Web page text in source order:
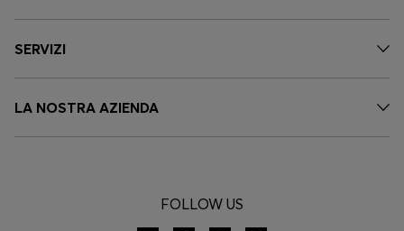
SERVIZI
LA NOSTRA AZIENDA
FOLLOW US